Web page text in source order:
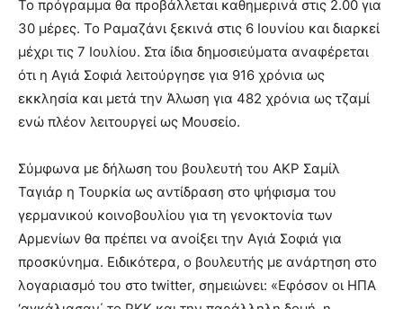
Το πρόγραμμα θα προβάλλεται καθημερινά στις 2.00 για
30 μέρες. Το Ραμαζάνι ξεκινά στις 6 Ιουνίου και διαρκεί
μέχρι τις 7 Ιουλίου. Στα ίδια δημοσιεύματα αναφέρεται
ότι η Αγιά Σοφιά λειτούργησε για 916 χρόνια ως
εκκλησία και μετά την Άλωση για 482 χρόνια ως τζαμί
ενώ πλέον λειτουργεί ως Μουσείο.
Σύμφωνα με δήλωση του βουλευτή του ΑΚΡ Σαμίλ
Ταγιάρ η Τουρκία ως αντίδραση στο ψήφισμα του
γερμανικού κοινοβουλίου για τη γενοκτονία των
Αρμενίων θα πρέπει να ανοίξει την Αγιά Σοφιά για
προσκύνημα. Ειδικότερα, ο βουλευτής με ανάρτηση στο
λογαριασμό του στο twitter, σημειώνει: «Εφόσον οι ΗΠΑ